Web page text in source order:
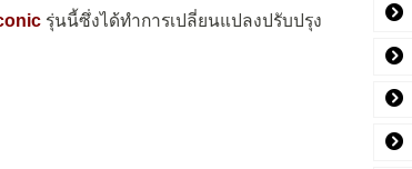
รุ่นนี้ซึ่งได้ทำการเปลี่ยนแปลงปรับปรุง